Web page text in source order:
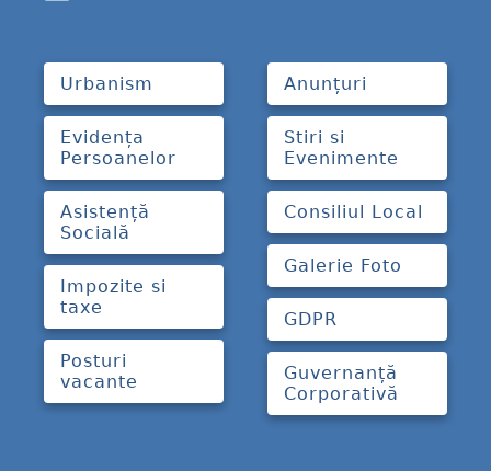
Urbanism
Evidența
Persoanelor
Asistență
Socială
Impozite si
taxe
Posturi
vacante
Anunțuri
Stiri si
Evenimente
Consiliul Local
Galerie Foto
GDPR
Guvernanță
Corporativă